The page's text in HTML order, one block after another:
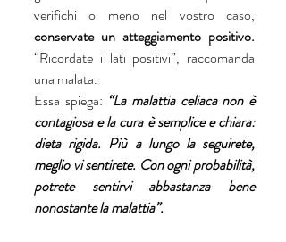
conservate un atteggiamento positivo.
“Ricordate i lati positivi”, raccomanda
una malata.
Essa spiega: “La malattia celiaca non è
contagiosa e la cura è semplice e chiara:
dieta rigida. Più a lungo la seguirete,
meglio vi sentirete. Con ogni probabilità,
potrete sentirvi abbastanza bene
nonostante la malattia”.